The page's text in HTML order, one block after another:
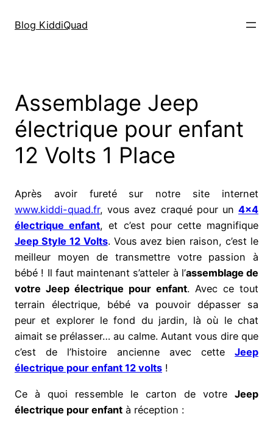
Blog KiddiQuad
Assemblage Jeep
électrique pour enfant
12 Volts 1 Place
Après avoir fureté sur notre site internet
www.kiddi-quad.fr, vous avez craqué pour un 4×4
électrique enfant, et c’est pour cette magnifique
Jeep Style 12 Volts. Vous avez bien raison, c’est le
meilleur moyen de transmettre votre passion à
bébé ! Il faut maintenant s’atteler à l’assemblage de
votre Jeep électrique pour enfant. Avec ce tout
terrain électrique, bébé va pouvoir dépasser sa
peur et explorer le fond du jardin, là où le chat
aimait se prélasser… au calme. Autant vous dire que
c’est de l’histoire ancienne avec cette Jeep
électrique pour enfant 12 volts !
Ce à quoi ressemble le carton de votre Jeep
électrique pour enfant à réception :